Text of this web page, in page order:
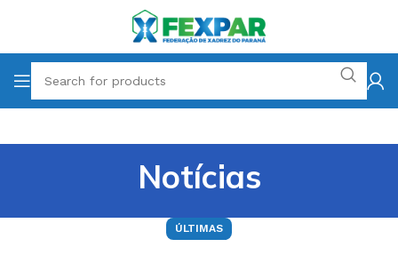
Notícias
ÚLTIMAS